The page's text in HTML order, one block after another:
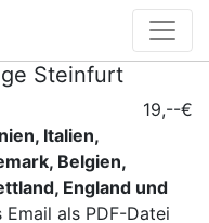
Steinfurt
19,--€
Italien,
Belgien,
England und
als PDF-Datei